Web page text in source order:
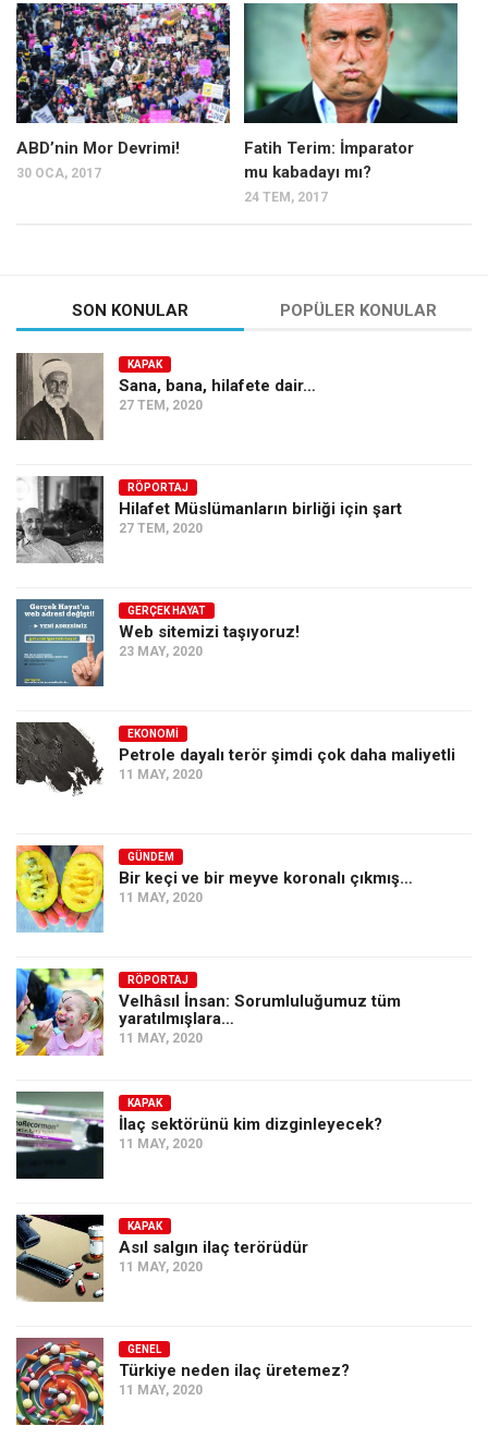
Mehmet Ali Tekin
Abir E. Nahas
Amina S. Jenenkovic
Bağdagül Öz
Esra Elönü
Kategoriler
Kültür Sanat
Kitap
Karisi kitap sualleri
7 soruda bu hafta
Ekonomi
Spor
Sağlık
Gıda-Beslenme
Türkiye
Siyaset
Dünya
Asya
Amerika
Avustralya
Tarih
Düşünce
Dosyalar
ABD’nin Mor Devrimi!
30 OCA, 2017
Fatih Terim: İmparator
mu kabadayı mı?
24 TEM, 2017
SON KONULAR POPÜLER KONULAR
KAPAK
Sana, bana, hilafete dair…
27 TEM, 2020
RÖPORTAJ
Hilafet Müslümanların birliği için şart
27 TEM, 2020
GERÇEK HAYAT
Web sitemizi taşıyoruz!
23 MAY, 2020
EKONOMI
Petrole dayalı terör şimdi çok daha maliyetli
11 MAY, 2020
GÜNDEM
Bir keçi ve bir meyve koronalı çıkmış…
11 MAY, 2020
RÖPORTAJ
Velhâsıl İnsan: Sorumluluğumuz tüm
yaratılmışlara…
11 MAY, 2020
KAPAK
İlaç sektörünü kim dizginleyecek?
11 MAY, 2020
KAPAK
Asıl salgın ilaç terörüdür
11 MAY, 2020
GENEL
Türkiye neden ilaç üretemez?
11 MAY, 2020